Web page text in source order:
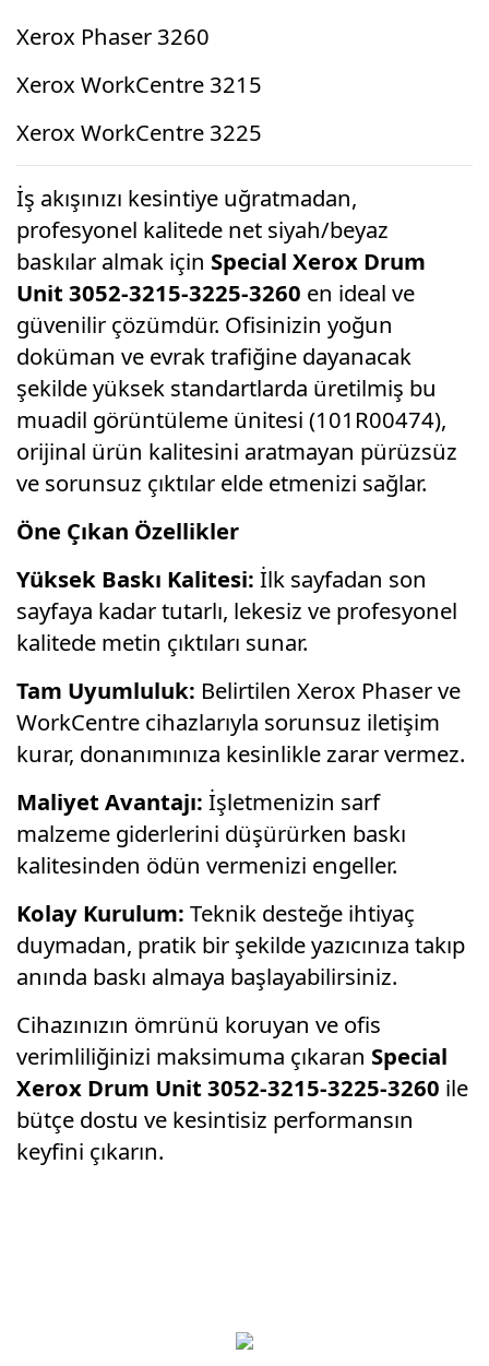
Xerox Phaser 3260
Xerox WorkCentre 3215
Xerox WorkCentre 3225
İş akışınızı kesintiye uğratmadan,
profesyonel kalitede net siyah/beyaz
baskılar almak için Special Xerox Drum
Unit 3052-3215-3225-3260 en ideal ve
güvenilir çözümdür. Ofisinizin yoğun
doküman ve evrak trafiğine dayanacak
şekilde yüksek standartlarda üretilmiş bu
muadil görüntüleme ünitesi (101R00474),
orijinal ürün kalitesini aratmayan pürüzsüz
ve sorunsuz çıktılar elde etmenizi sağlar.
Öne Çıkan Özellikler
Yüksek Baskı Kalitesi: İlk sayfadan son
sayfaya kadar tutarlı, lekesiz ve profesyonel
kalitede metin çıktıları sunar.
Tam Uyumluluk: Belirtilen Xerox Phaser ve
WorkCentre cihazlarıyla sorunsuz iletişim
kurar, donanımınıza kesinlikle zarar vermez.
Maliyet Avantajı: İşletmenizin sarf
malzeme giderlerini düşürürken baskı
kalitesinden ödün vermenizi engeller.
Kolay Kurulum: Teknik desteğe ihtiyaç
duymadan, pratik bir şekilde yazıcınıza takıp
anında baskı almaya başlayabilirsiniz.
Cihazınızın ömrünü koruyan ve ofis
verimliliğinizi maksimuma çıkaran Special
Xerox Drum Unit 3052-3215-3225-3260 ile
bütçe dostu ve kesintisiz performansın
keyfini çıkarın.
Yorum Yaz